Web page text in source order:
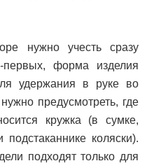
нужно учесть сразу
первых, форма изделия
удержания в руке во
предусмотреть, где
кружка (в сумке,
коляски).
подходят только для